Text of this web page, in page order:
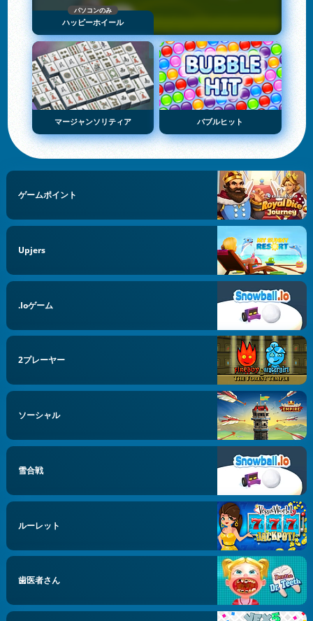
パソコンのみ
ハッピーホイール
マージャンソリティア バブルヒット
ゲームポイント
Upjers
.ioゲーム
2プレーヤー
ソーシャル
雪合戦
ルーレット
歯医者さん